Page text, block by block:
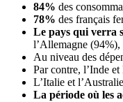
84% des
78% des français
Le pays qui verra
l’Allemagne
Au niveau des
Par contre, l’Inde
L’Italie et
La période où les